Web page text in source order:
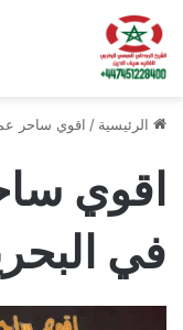
الرئيسية / اقوي ساحر
اقوي
في